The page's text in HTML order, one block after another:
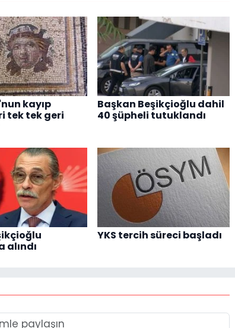
kayıp
tek tek geri
Başkan Beşikçioğlu dahil
40 şüpheli tutuklandı
alındı
YKS tercih süreci başladı